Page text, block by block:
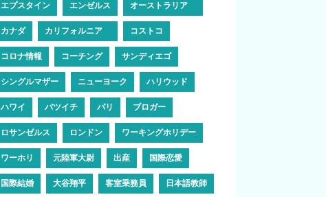
エプスタイン エンゼルス オーストラリア
カナダ カリフォルニア コストコ
コロナ情報 コーチング サンディエゴ
シングルマザー ニューヨーク ハリウッド
ハワイ バツイチ パリ ブロガー
ロサンゼルス ロンドン ワーキングホリデー
ワーホリ 元陸軍大尉 出産 国際恋愛
国際結婚 大谷翔平 客室乗務員 日本語教師